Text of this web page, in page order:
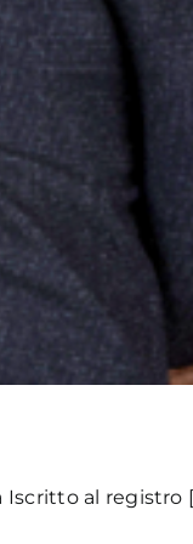
Iscritto al registro